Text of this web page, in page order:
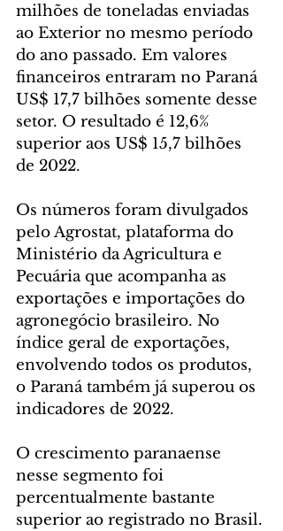
milhões de toneladas enviadas
ao Exterior no mesmo período
do ano passado. Em valores
financeiros entraram no Paraná
US$ 17,7 bilhões somente desse
setor. O resultado é 12,6%
superior aos US$ 15,7 bilhões
de 2022.
Os números foram divulgados
pelo Agrostat, plataforma do
Ministério da Agricultura e
Pecuária que acompanha as
exportações e importações do
agronegócio brasileiro. No
índice geral de exportações,
envolvendo todos os produtos,
o Paraná também já superou os
indicadores de 2022.
O crescimento paranaense
nesse segmento foi
percentualmente bastante
superior ao registrado no Brasil.